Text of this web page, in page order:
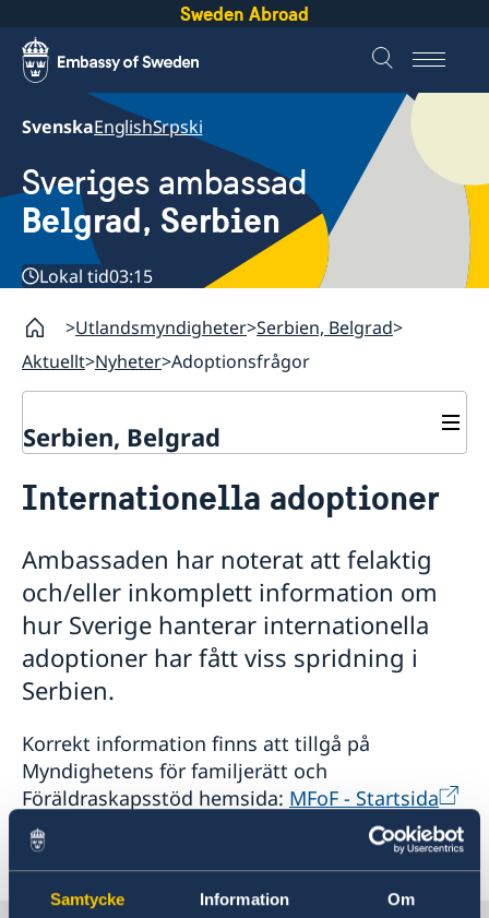
Samtycke Information Om
Sweden Abroad
SvenskaEnglishSrpski
Sveriges ambassad
Belgrad, Serbien
Lokal tid03:15
Utlandsmyndigheter Serbien, Belgrad
Aktuellt Nyheter Adoptionsfrågor
Serbien, Belgrad
Sveriges ambassadör
Kontakt
Vi är en resurs för svenska företag
Team Sweden
Så kan du få stöd
Svenska företag i Serbien
Anmäl handelshinder
Aktuellt
Nyheter
Val 2026 – riksdag, region och kommun
Protester
Ansökningar om Schengenvisum - förändringar
Sveriges utvecklingssamarbete i Serbien
Internationella adoptioner
Ambassaden har noterat att felaktig
och/eller inkomplett information om
hur Sverige hanterar internationella
adoptioner har fått viss spridning i
Serbien.
Korrekt information finns att tillgå på
Myndighetens för familjerätt och
Föräldraskapsstöd hemsida: MFoF - Startsida
Senast uppdaterad 30 dec. 2022, 13.05